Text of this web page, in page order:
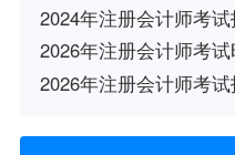
2024年注册会计师考
2026年注册会计师考
2026年注册会计师考